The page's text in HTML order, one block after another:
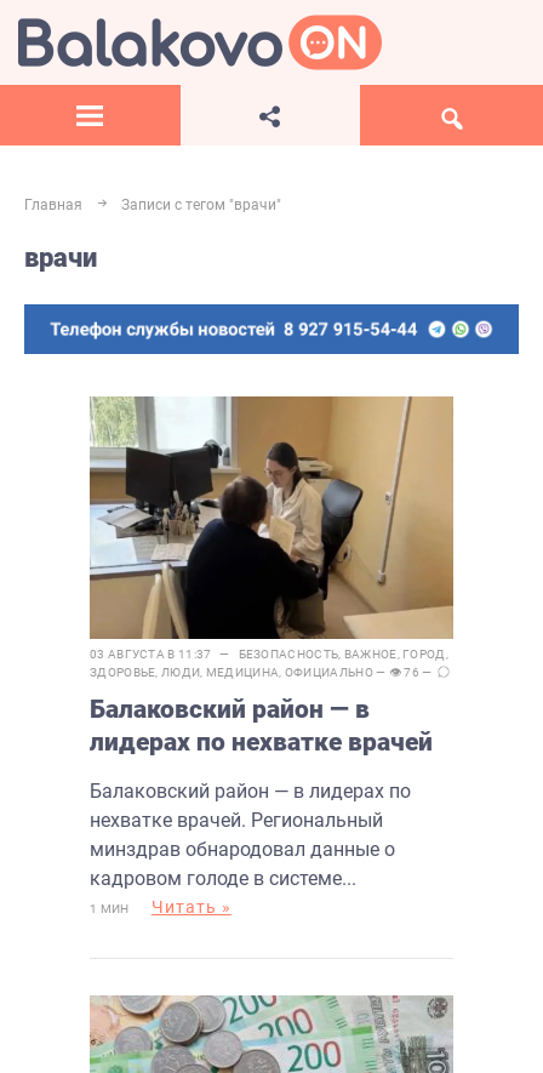
Главная Записи с тегом "врачи"
врачи
03 АВГУСТА В 11:37 — БЕЗОПАСНОСТЬ ВАЖНОЕ ГОРОД
ЗДОРОВЬЕ ЛЮДИ МЕДИЦИНА ОФИЦИАЛЬНО— 👁 76 —
Балаковский район — в
лидерах по нехватке врачей
Балаковский район — в лидерах по
нехватке врачей. Региональный
минздрав обнародовал данные о
кадровом голоде в системе...
1 МИН Читать »